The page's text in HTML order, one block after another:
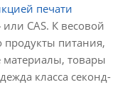
печати
CAS. К весовой
продукты питания,
товары
класса секонд-